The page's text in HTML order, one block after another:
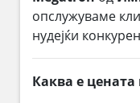
опслужуваме
нудејќи
Каква е цената